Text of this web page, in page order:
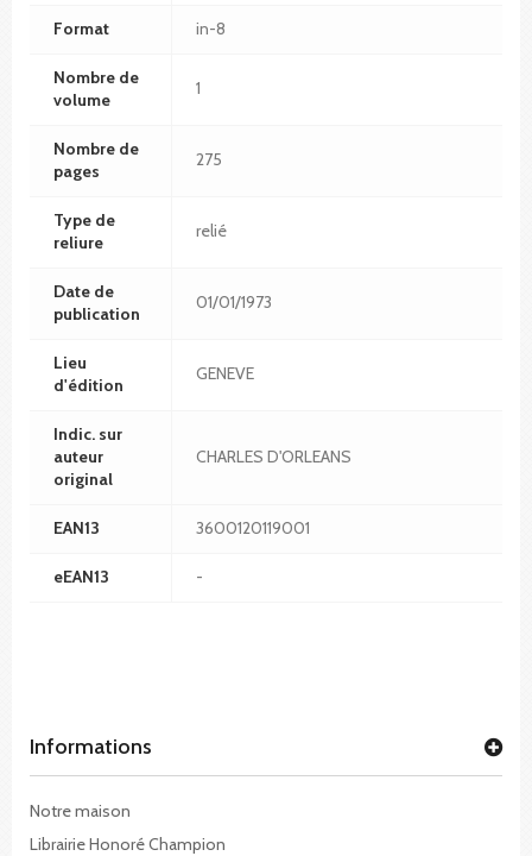
Format in-8
Nombre de
volume
1
Nombre de
pages
275
Type de
reliure
relié
Date de
publication
01/01/1973
Lieu
d'édition
GENEVE
Indic. sur
auteur
original
CHARLES D'ORLEANS
EAN13 3600120119001
eEAN13 -
Informations
Notre maison
Librairie Honoré Champion